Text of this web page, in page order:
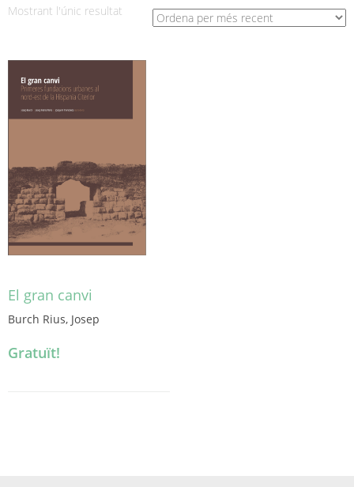
Mostrant l'únic resultat
El gran canvi
Burch Rius, Josep
Gratuït!